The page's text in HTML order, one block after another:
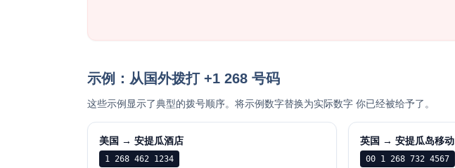
示例：从国外拨打 +1 268 号码
这些示例显示了典型的拨号顺序。将示例数字替换为实际数字 你已经被给予了。
美国 → 安提瓜酒店
1 268 462 1234
英国 → 安提瓜岛移动
00 1 268 732 4567